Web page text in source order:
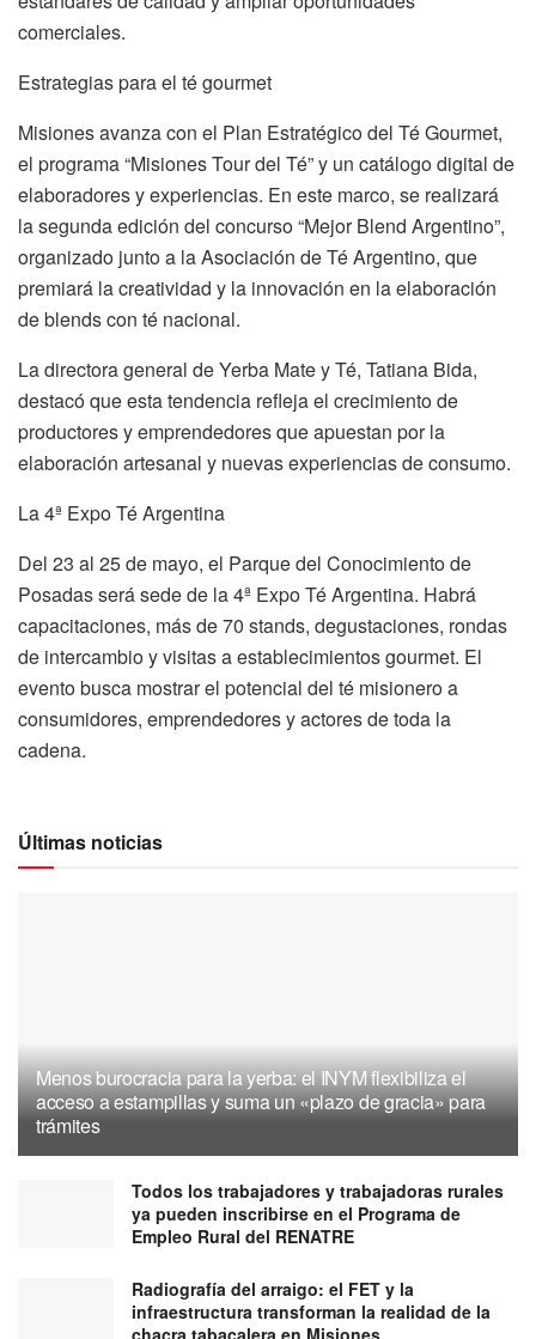
comerciales.
Estrategias para el té gourmet
Misiones avanza con el Plan Estratégico del Té Gourmet,
el programa “Misiones Tour del Té” y un catálogo digital de
elaboradores y experiencias. En este marco, se realizará
la segunda edición del concurso “Mejor Blend Argentino”,
organizado junto a la Asociación de Té Argentino, que
premiará la creatividad y la innovación en la elaboración
de blends con té nacional.
La directora general de Yerba Mate y Té, Tatiana Bida,
destacó que esta tendencia refleja el crecimiento de
productores y emprendedores que apuestan por la
elaboración artesanal y nuevas experiencias de consumo.
La 4ª Expo Té Argentina
Del 23 al 25 de mayo, el Parque del Conocimiento de
Posadas será sede de la 4ª Expo Té Argentina. Habrá
capacitaciones, más de 70 stands, degustaciones, rondas
de intercambio y visitas a establecimientos gourmet. El
evento busca mostrar el potencial del té misionero a
consumidores, emprendedores y actores de toda la
cadena.
Últimas noticias
Menos burocracia para la yerba: el INYM flexibiliza el
acceso a estampillas y suma un «plazo de gracia» para
trámites
Todos los trabajadores y trabajadoras rurales
ya pueden inscribirse en el Programa de
Empleo Rural del RENATRE
Radiografía del arraigo: el FET y la
infraestructura transforman la realidad de la
chacra tabacalera en Misiones